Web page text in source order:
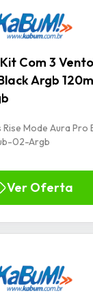
Com 3
Argb
Mode Aura Pro
02-Argb
Ver Oferta